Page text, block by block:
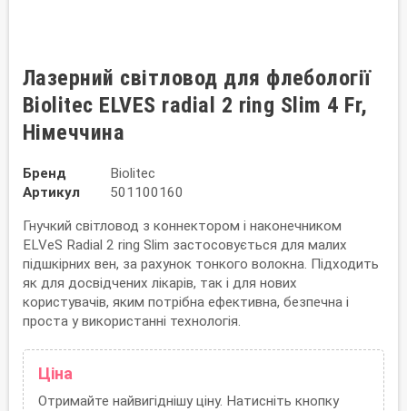
Лазерний світловод для флебології
Biolitec ELVES radial 2 ring Slim 4 Fr,
Німеччина
Бренд
Biolitec
Артикул
501100160
Гнучкий світловод з коннектором і наконечником
ELVeS Radial 2 ring Slim застосовується для малих
підшкірних вен, за рахунок тонкого волокна. Підходить
як для досвідчених лікарів, так і для нових
користувачів, яким потрібна ефективна, безпечна і
проста у використанні технологія.
Ціна
Отримайте найвигіднішу ціну. Натисніть кнопку